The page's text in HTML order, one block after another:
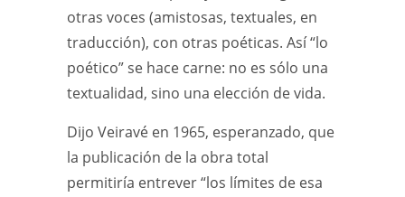
otras voces (amistosas, textuales, en
traducción), con otras poéticas. Así “lo
poético” se hace carne: no es sólo una
textualidad, sino una elección de vida.
Dijo Veiravé en 1965, esperanzado, que
la publicación de la obra total
permitiría entrever “los límites de esa